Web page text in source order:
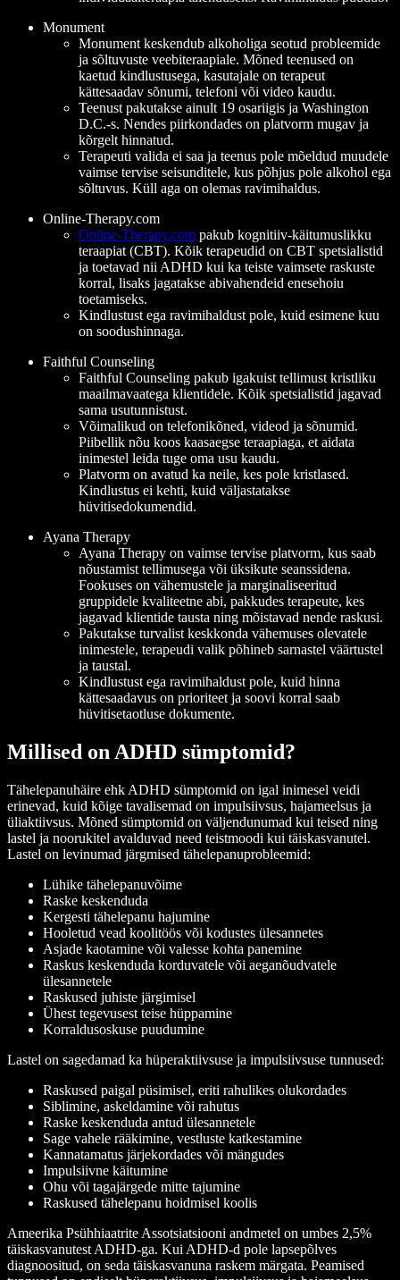
Monument
Monument keskendub alkoholiga seotud probleemide
ja sõltuvuste veebiteraapiale. Mõned teenused on
kaetud kindlustusega, kasutajale on terapeut
kättesaadav sõnumi, telefoni või video kaudu.
Teenust pakutakse ainult 19 osariigis ja Washington
D.C.-s. Nendes piirkondades on platvorm mugav ja
kõrgelt hinnatud.
Terapeuti valida ei saa ja teenus pole mõeldud muudele
vaimse tervise seisunditele, kus põhjus pole alkohol ega
sõltuvus. Küll aga on olemas ravimihaldus.
Online-Therapy.com
Online-Therapy.com pakub kognitiiv-käitumuslikku
teraapiat (CBT). Kõik terapeudid on CBT spetsialistid
ja toetavad nii ADHD kui ka teiste vaimsete raskuste
korral, lisaks jagatakse abivahendeid enesehoiu
toetamiseks.
Kindlustust ega ravimihaldust pole, kuid esimene kuu
on soodushinnaga.
Faithful Counseling
Faithful Counseling pakub igakuist tellimust kristliku
maailmavaatega klientidele. Kõik spetsialistid jagavad
sama usutunnistust.
Võimalikud on telefonikõned, videod ja sõnumid.
Piibellik nõu koos kaasaegse teraapiaga, et aidata
inimestel leida tuge oma usu kaudu.
Platvorm on avatud ka neile, kes pole kristlased.
Kindlustus ei kehti, kuid väljastatakse
hüvitisedokumendid.
Ayana Therapy
Ayana Therapy on vaimse tervise platvorm, kus saab
nõustamist tellimusega või üksikute seanssidena.
Fookuses on vähemustele ja marginaliseeritud
gruppidele kvaliteetne abi, pakkudes terapeute, kes
jagavad klientide tausta ning mõistavad nende raskusi.
Pakutakse turvalist keskkonda vähemuses olevatele
inimestele, terapeudi valik põhineb sarnastel väärtustel
ja taustal.
Kindlustust ega ravimihaldust pole, kuid hinna
kättesaadavus on prioriteet ja soovi korral saab
hüvitisetaotluse dokumente.
Millised on ADHD sümptomid?
Tähelepanuhäire ehk ADHD sümptomid on igal inimesel veidi
erinevad, kuid kõige tavalisemad on impulsiivsus, hajameelsus ja
üliaktiivsus. Mõned sümptomid on väljendunumad kui teised ning
lastel ja noorukitel avalduvad need teistmoodi kui täiskasvanutel.
Lastel on levinumad järgmised tähelepanuprobleemid:
Lühike tähelepanuvõime
Raske keskenduda
Kergesti tähelepanu hajumine
Hooletud vead koolitöös või kodustes ülesannetes
Asjade kaotamine või valesse kohta panemine
Raskus keskenduda korduvatele või aeganõudvatele
ülesannetele
Raskused juhiste järgimisel
Ühest tegevusest teise hüppamine
Korraldusoskuse puudumine
Lastel on sagedamad ka hüperaktiivsuse ja impulsiivsuse tunnused:
Raskused paigal püsimisel, eriti rahulikes olukordades
Siblimine, askeldamine või rahutus
Raske keskenduda antud ülesannetele
Sage vahele rääkimine, vestluste katkestamine
Kannatamatus järjekordades või mängudes
Impulsiivne käitumine
Ohu või tagajärgede mitte tajumine
Raskused tähelepanu hoidmisel koolis
Ameerika Psühhiaatrite Assotsiatsiooni andmetel on umbes 2,5%
täiskasvanutest ADHD-ga. Kui ADHD-d pole lapsepõlves
diagnoositud, on seda täiskasvanuna raskem märgata. Peamised